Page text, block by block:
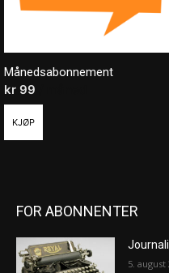
Månedsabonnement
kr 99
KJØP
FOR ABONNENTER
5. august